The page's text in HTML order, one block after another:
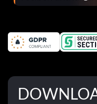
el parche 1.0.4